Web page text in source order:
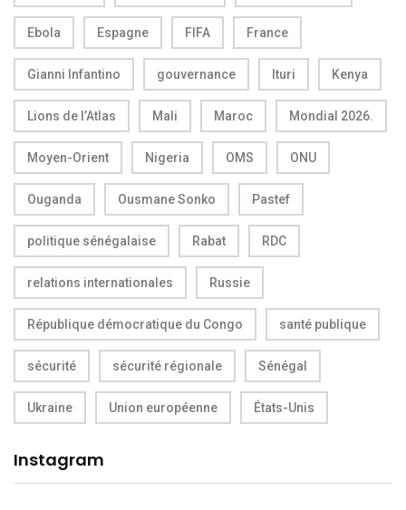
Ebola Espagne FIFA France
Gianni Infantino gouvernance Ituri Kenya
Lions de l’Atlas Mali Maroc Mondial 2026.
Moyen-Orient Nigeria OMS ONU
Ouganda Ousmane Sonko Pastef
politique sénégalaise Rabat RDC
relations internationales Russie
République démocratique du Congo santé publique
sécurité sécurité régionale Sénégal
Ukraine Union européenne États-Unis
Instagram